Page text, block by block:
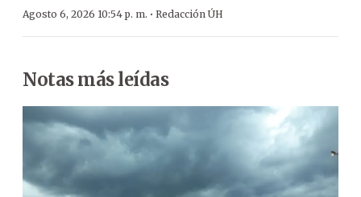
Agosto 6, 2026 10:54 p. m. · Redacción ÚH
Notas más leídas